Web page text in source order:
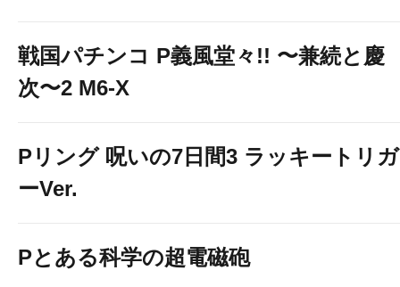
スマスロ北斗の拳 転生
戦国パチンコ P義風堂々!! 〜兼続と慶
次〜2 M6-X
Pリング 呪いの7日間3 ラッキートリガ
ーVer.
Pとある科学の超電磁砲